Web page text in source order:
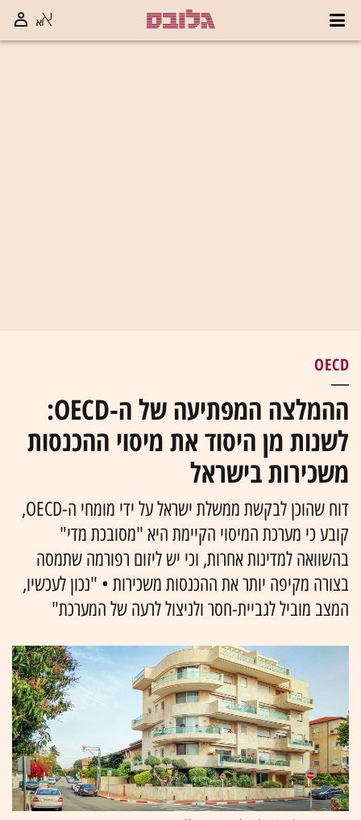
OECD
ההמלצה המפתיעה של ה-OECD:
לשנות מן היסוד את מיסוי ההכנסות
משכירות בישראל
דוח שהוכן לבקשת ממשלת ישראל על ידי מומחי ה-OECD,
קובע כי מערכת המיסוי הקיימת היא "מסובכת מדי"
בהשוואה למדינות אחרות, וכי יש ליזום רפורמה שתמסה
בצורה מקיפה יותר את ההכנסות משכירות • "נכון לעכשיו,
המצב מוביל לגביית-חסר ולניצול לרעה של המערכת"